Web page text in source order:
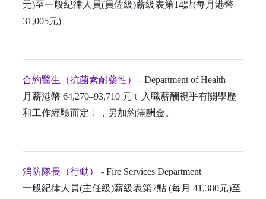
元)至一般紀律人員(員佐級)薪級表第14點(每月港幣
31,005元)
合約醫生（抗菌素耐藥性）
- Department of Health
月薪港幣 64,270–93,710 元﹝入職薪酬視乎有關學歷
和工作經驗而定﹞，另加約滿酬金。
消防隊長（行動）
- Fire Services Department
一般紀律人員(主任級)薪級表第7點 (每月 41,380元)至